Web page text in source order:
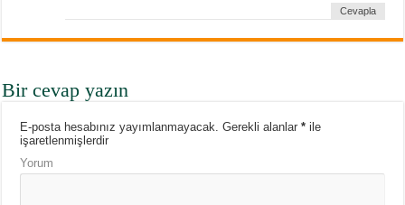
Cevapla
Bir cevap yazın
E-posta hesabınız yayımlanmayacak. Gerekli alanlar* ile
işaretlenmişlerdir
Yorum